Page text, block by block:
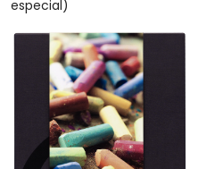
especial)